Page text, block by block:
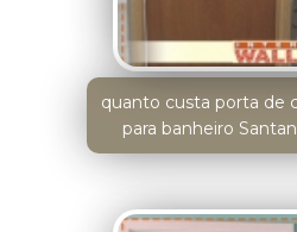
quanto custa porta de
para banheiro